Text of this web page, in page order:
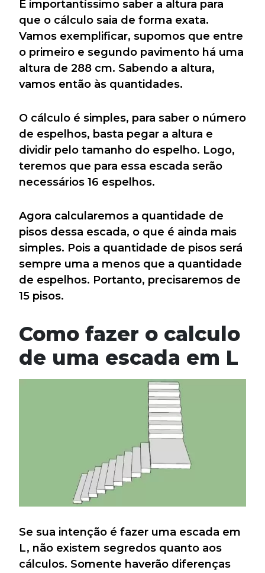
É importantíssimo saber a altura para
que o cálculo saia de forma exata.
Vamos exemplificar, supomos que entre
o primeiro e segundo pavimento há uma
altura de 288 cm. Sabendo a altura,
vamos então às quantidades.
O cálculo é simples, para saber o número
de espelhos, basta pegar a altura e
dividir pelo tamanho do espelho. Logo,
teremos que para essa escada serão
necessários 16 espelhos.
Agora calcularemos a quantidade de
pisos dessa escada, o que é ainda mais
simples. Pois a quantidade de pisos será
sempre uma a menos que a quantidade
de espelhos. Portanto, precisaremos de
15 pisos.
Como fazer o calculo
de uma escada em L
Se sua intenção é fazer uma escada em
L, não existem segredos quanto aos
cálculos. Somente haverão diferenças